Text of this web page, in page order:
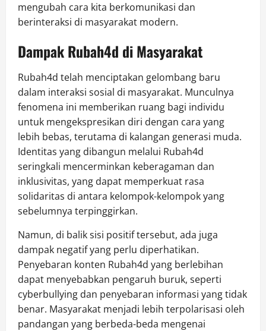
mengubah cara kita berkomunikasi dan
berinteraksi di masyarakat modern.
Dampak Rubah4d di Masyarakat
Rubah4d telah menciptakan gelombang baru
dalam interaksi sosial di masyarakat. Munculnya
fenomena ini memberikan ruang bagi individu
untuk mengekspresikan diri dengan cara yang
lebih bebas, terutama di kalangan generasi muda.
Identitas yang dibangun melalui Rubah4d
seringkali mencerminkan keberagaman dan
inklusivitas, yang dapat memperkuat rasa
solidaritas di antara kelompok-kelompok yang
sebelumnya terpinggirkan.
Namun, di balik sisi positif tersebut, ada juga
dampak negatif yang perlu diperhatikan.
Penyebaran konten Rubah4d yang berlebihan
dapat menyebabkan pengaruh buruk, seperti
cyberbullying dan penyebaran informasi yang tidak
benar. Masyarakat menjadi lebih terpolarisasi oleh
pandangan yang berbeda-beda mengenai